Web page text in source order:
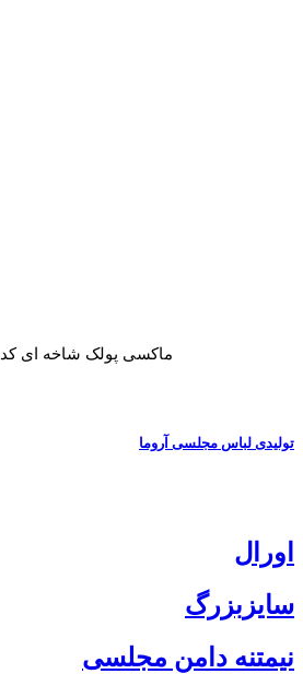
ماکسی پولک شاخه ای کد 700250
تولیدی لباس مجلسی آروما
اورال
سایزبزرگ
نیمتنه دامن مجلسی